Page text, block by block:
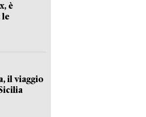
è
le
il viaggio